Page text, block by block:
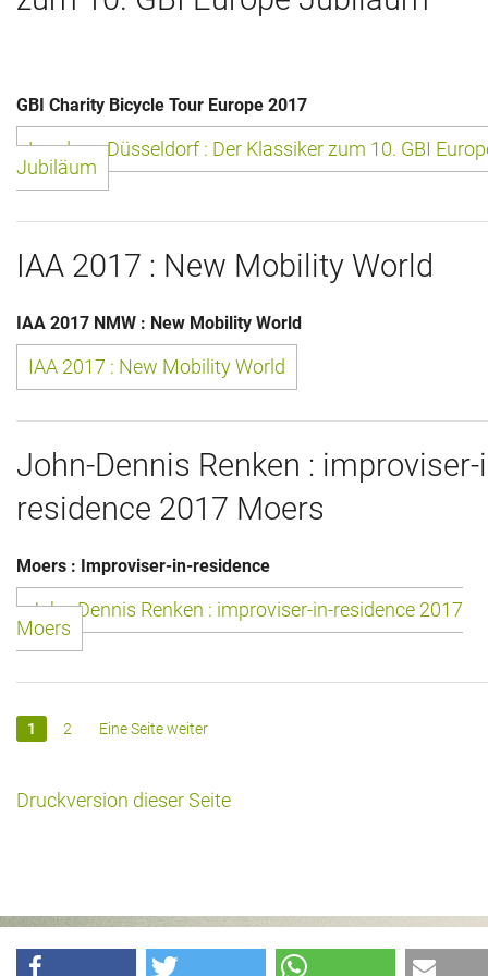
Presse + Medien
Images : ep Bildergalerien
Sprüche
GBI Charity Bicycle Tour Europe 2017
London - Düsseldorf : Der Klassiker zum 10. GBI
Jubiläum
IAA 2017 : New Mobility World
IAA 2017 NMW : New Mobility World
IAA 2017 : New Mobility World
John-Dennis Renken : improviser-
residence 2017 Moers
Moers : Improviser-in-residence
John-Dennis Renken : improviser-in-residence 2017
Moers
1 2 Eine Seite weiter
Druckversion dieser Seite